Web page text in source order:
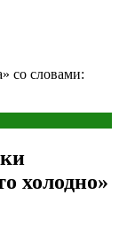
со словами:
холодно»